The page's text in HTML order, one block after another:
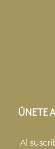
ÚNETE
Al